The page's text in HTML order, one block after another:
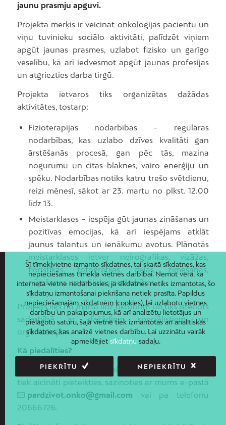
jaunu prasmju apguvi.
Projekta mērķis ir veicināt onkoloģijas pacientu un
viņu tuvinieku sociālo aktivitāti, palīdzēt viņiem
apgūt jaunas prasmes, uzlabot fizisko un garīgo
veselību, kā arī iedvesmot apgūt jaunas profesijas
un atgriezties darba tirgū.
Projekta ietvaros tiks organizētas dažādas
aktivitātes, tostarp:
Fizioterapijas nodarbības – regulāras
nodarbības, kas uzlabo dzīves kvalitāti gan
ārstēšanās procesā, gan pēc tās, mazina
nogurumu un citas blaknes, vairo enerģiju un
spēku. Nodarbības notiks katru trešo svētdienu,
reizi mēnesī, sākot ar 23. martu no plkst. 12.00
līdz 13.
Meistarklases – iespēja gūt jaunas zināšanas un
pozitīvas emocijas, kā arī iespējams atklāt
jaunus talantus un ienākumu avotus. Plānotās
meistarklases ietver neirografikas, vizāžas,
floristikas, fotogrāfijas, dejas, zīmēšanas,
nūjošanas un mākslas nodarbības.
Projekts ilgs no marta līdz oktobrim un tiks īstenots
sadarbībā ar dažādiem speciālistiem un
organizācijām.
Kā piedalīties?
Dalība projektā ir bezmaksas, un visi interesenti
tiek aicināti pieteikties, sazinoties ar mums e-pastā
pardzivot.onko@gmail.com vai pa telefonu
20666726.
Šī tīmekļvietne izmanto sīkdatnes, tai skaitā sīkdatnes, kas
nepieciešamas tīmekļa vietnes darbībai. Ņemot vērā, ka
interneta vietne nedarbosies, ja sīkdatnes netiks izmantotas, šo
sīkdatņu izmantošanai piekrišana netiek prasīta. Papildus
nepieciešamajām sīkdatnēm (cookies), lai uzlabotu vietnes
darbību un pakalpojumus, kā arī analizētu lietotājus un
pielāgotu saturu, šajā vietnē tiek izmantotas arī analītiskās
sīkdatnes, kas analizē vietnes darbību. Lai uzzinātu vairāk
apmeklējiet sīkdatņusadaļu.
PIEKRĪTU NEPIEKRĪTU